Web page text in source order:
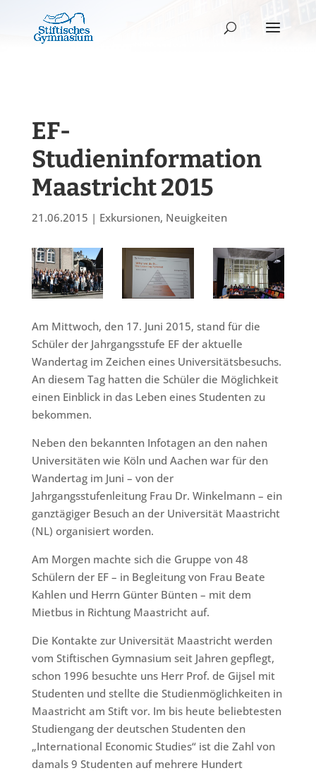
EF-
Studieninformation
Maastricht 2015
21.06.2015 | Exkursionen, Neuigkeiten
Am Mittwoch, den 17. Juni 2015, stand für die
Schüler der Jahrgangsstufe EF der aktuelle
Wandertag im Zeichen eines Universitätsbesuchs.
An diesem Tag hatten die Schüler die Möglichkeit
einen Einblick in das Leben eines Studenten zu
bekommen.
Neben den bekannten Infotagen an den nahen
Universitäten wie Köln und Aachen war für den
Wandertag im Juni – von der
Jahrgangsstufenleitung Frau Dr. Winkelmann – ein
ganztägiger Besuch an der Universität Maastricht
(NL) organisiert worden.
Am Morgen machte sich die Gruppe von 48
Schülern der EF – in Begleitung von Frau Beate
Kahlen und Herrn Günter Bünten – mit dem
Mietbus in Richtung Maastricht auf.
Die Kontakte zur Universität Maastricht werden
vom Stiftischen Gymnasium seit Jahren gepflegt,
schon 1996 besuchte uns Herr Prof. de Gijsel mit
Studenten und stellte die Studienmöglichkeiten in
Maastricht am Stift vor. Im bis heute beliebtesten
Studiengang der deutschen Studenten den
„International Economic Studies“ ist die Zahl von
damals 9 Studenten auf mehrere Hundert